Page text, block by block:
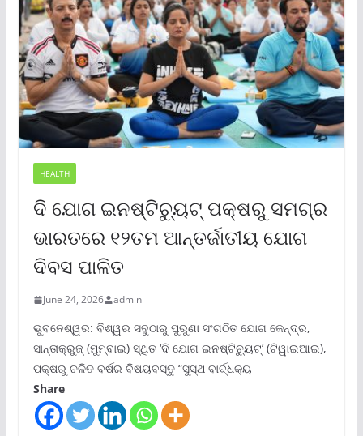
HEALTH
ଦି ଯୋଗ ଇନଷ୍ଟିଚ୍ୟୁଟ୍ ପକ୍ଷରୁ ସମଗ୍ର
ଭାରତରେ ୧୨ତମ ଆନ୍ତର୍ଜାତୀୟ ଯୋଗ
ଦିବସ ପାଳିତ
June 24, 2026 admin
ଭୁବନେଶ୍ୱର: ବିଶ୍ୱର ସବୁଠାରୁ ପୁରୁଣା ସଂଗଠିତ ଯୋଗ କେନ୍ଦ୍ର,
ସାନ୍ତାକ୍ରୁଜ୍ (ମୁମ୍ବାଇ) ସ୍ଥିତ ‘ଦି ଯୋଗ ଇନଷ୍ଟିଚ୍ୟୁଟ୍‌’ (ଟିୱାଇଆଇ),
ପକ୍ଷରୁ ଚଳିତ ବର୍ଷର ବିଷୟବସ୍ତୁ “ସୁସ୍ଥ ବାର୍ଦ୍ଧକ୍ୟ
Share